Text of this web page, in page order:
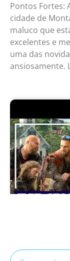
Pontos Fortes:
cidade de
maluco que
excelentes e
uma das
ansiosamente.